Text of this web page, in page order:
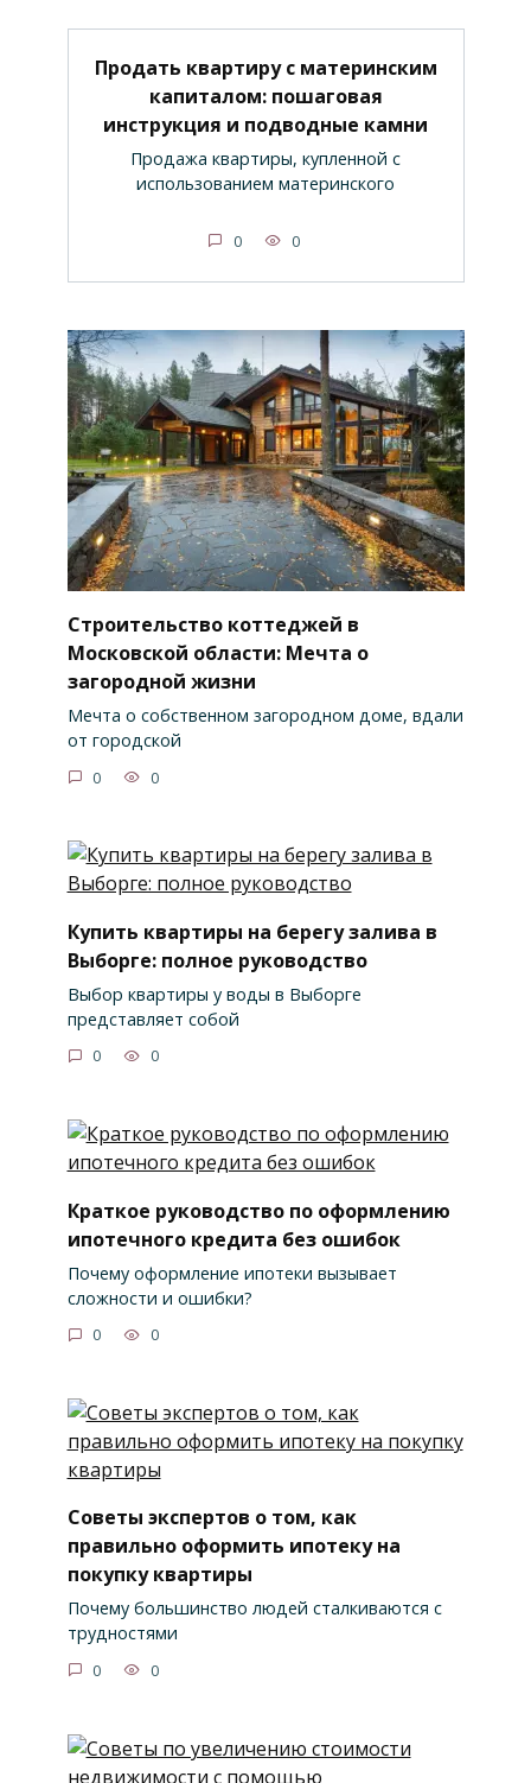
Продать квартиру с материнским
капиталом: пошаговая
инструкция и подводные камни
Продажа квартиры, купленной с
использованием материнского
0 0
Строительство коттеджей в
Московской области: Мечта о
загородной жизни
Мечта о собственном загородном доме, вдали
от городской
0 0
Купить квартиры на берегу залива в
Выборге: полное руководство
Выбор квартиры у воды в Выборге
представляет собой
0 0
Краткое руководство по оформлению
ипотечного кредита без ошибок
Почему оформление ипотеки вызывает
сложности и ошибки?
0 0
Советы экспертов о том, как
правильно оформить ипотеку на
покупку квартиры
Почему большинство людей сталкиваются с
трудностями
0 0